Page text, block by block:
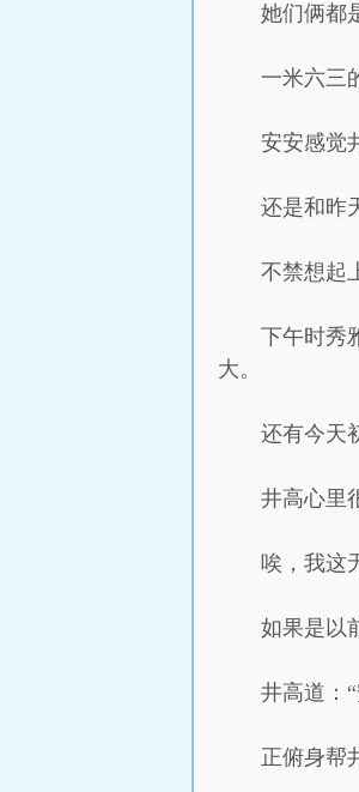
她们俩都
一米六三
安安感觉
还是和昨
不禁想起
下午时秀
大。
还有今天
井高心里
唉，我这
如果是以
井高道：
正俯身帮